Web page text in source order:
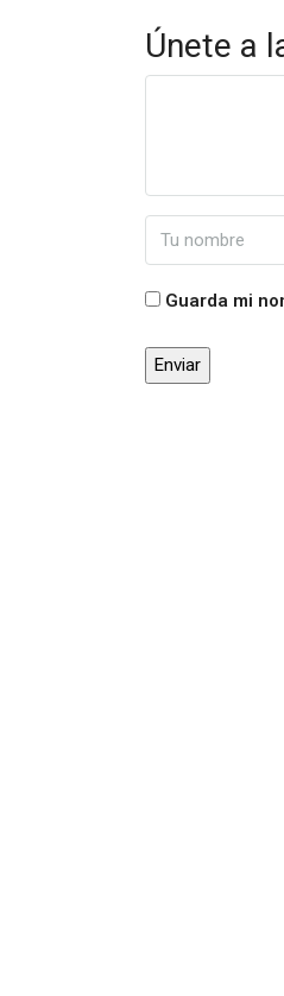
Únete a
Guarda mi